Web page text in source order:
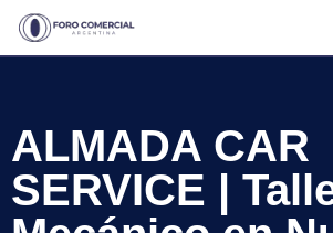
Skip
ALMADA CAR
SERVICE |